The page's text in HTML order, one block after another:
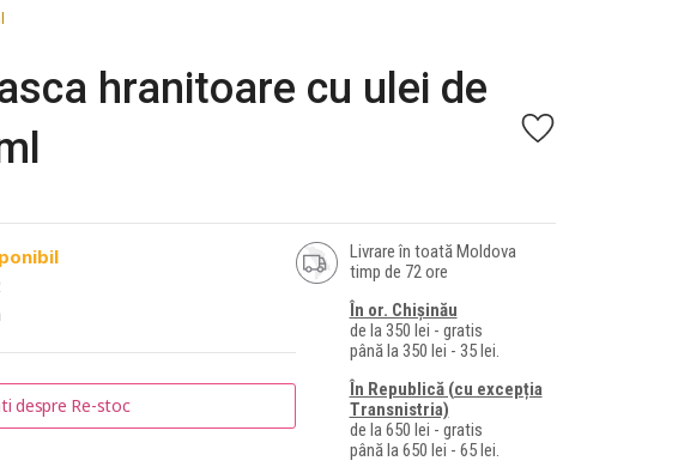
hranitoare cu ulei de
despre Re-stoc
Livrare în toată Moldova
timp de 72 ore
În or. Chișinău
de la 350 lei - gratis
până la 350 lei - 35 lei.
În Republică (cu excepția
Transnistria)
de la 650 lei - gratis
până la 650 lei - 65 lei.